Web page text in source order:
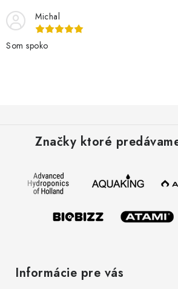
Michal
Som spoko
Značky ktoré
Informácie pre vás